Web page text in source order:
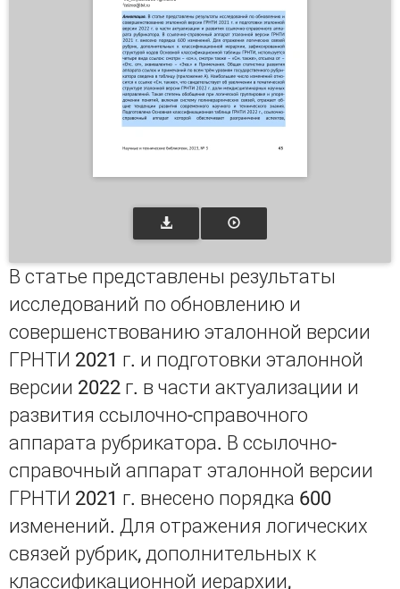
В статье представлены результаты
исследований по обновлению и
совершенствованию эталонной версии
ГРНТИ 2021 г. и подготовки эталонной
версии 2022 г. в части актуализации и
развития ссылочно-справочного
аппарата рубрикатора. В ссылочно-
справочный аппарат эталонной версии
ГРНТИ 2021 г. внесено порядка 600
изменений. Для отражения логических
связей рубрик, дополнительных к
классификационной иерархии,